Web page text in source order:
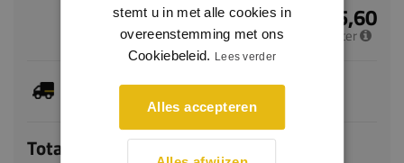
€ 5,60
per meter
Dit artikel is voorradig, de verwachte levertijd
bedraagt 1-3 werkdagen
Totaal
stemt u in met alle cookies in
overeenstemming met ons
Cookiebeleid. Lees verder
Alles accepteren